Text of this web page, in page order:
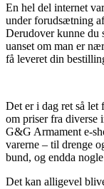
En hel del internet
under forudsætning
Derudover kunne du
uanset om man er
få leveret din
Det er i dag ret så let
om priser fra diverse
G&G Armament e-
varerne – til drenge
bund, og endda
Det kan alligevel